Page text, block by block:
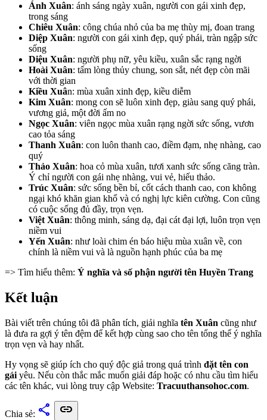
Ánh Xuân: ánh sáng ngày xuân, người con gái xinh đẹp,
trong sáng
Chiêu Xuân: công chúa nhỏ của ba mẹ thùy mị, đoan trang
Diệp Xuân: người con gái xinh đẹp, quý phái, tràn ngập sức
sống
Diệu Xuân: người phụ nữ, yêu kiều, xuân sắc rạng ngời
Hoài Xuân: tấm lòng thủy chung, son sắt, nét đẹp còn mãi
với thời gian
Kiều Xuân: mùa xuân xinh đẹp, kiều diễm
Kim Xuân: mong con sẽ luôn xinh đẹp, giàu sang quý phái,
vương giả, một đời ấm no
Ngọc Xuân: viên ngọc mùa xuân rạng ngời sức sống, vươn
cao tỏa sáng
Thanh Xuân: con luôn thanh cao, điềm đạm, nhẹ nhàng, cao
quý
Thảo Xuân: hoa cỏ mùa xuân, tươi xanh sức sống căng tràn.
Ý chỉ người con gái nhẹ nhàng, vui vẻ, hiếu thảo.
Trúc Xuân: sức sống bền bỉ, cốt cách thanh cao, con không
ngại khó khăn gian khổ và có nghị lực kiên cường. Con cũng
có cuộc sống đủ đầy, trọn vẹn.
Việt Xuân: thông minh, sáng dạ, đại cát đại lợi, luôn trọn vẹn
niềm vui
Yến Xuân: như loài chim én báo hiệu mùa xuân về, con
chính là niềm vui và là nguồn hạnh phúc của ba mẹ
=> Tìm hiểu thêm: Ý nghĩa và số phận người tên Huyền Trang
Kết luận
Bài viết trên chúng tôi đã phân tích, giải nghĩa tên Xuân cũng như
là đưa ra gợi ý tên đệm để kết hợp cùng sao cho tên tổng thể ý nghĩa
trọn vẹn và hay nhất.
Hy vọng sẽ giúp ích cho quý độc giả trong quá trình đặt tên con
gái yêu. Nếu còn thắc mắc muốn giải đáp hoặc có nhu cầu tìm hiểu
các tên khác, vui lòng truy cập Website: Tracuuthansohoc.com.
Chia sẻ: share link